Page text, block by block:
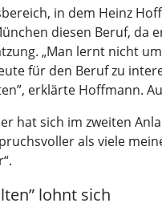
in dem Heinz
diesen Beruf, da
„Man lernt nicht
für den Beruf zu
erklärte Hoffmann.
hat sich im zweiten
als viele
lohnt sich